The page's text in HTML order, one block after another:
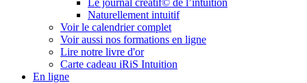
Le journal créatif© de l’intuition
Naturellement intuitif
Voir le calendrier complet
Voir aussi nos formations en ligne
Lire notre livre d'or
Carte cadeau iRiS Intuition
En ligne